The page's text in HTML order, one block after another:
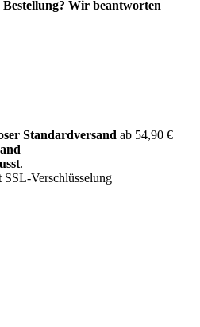
Wir beantworten
Standardversand ab 54,90 €
.
SSL-Verschlüsselung